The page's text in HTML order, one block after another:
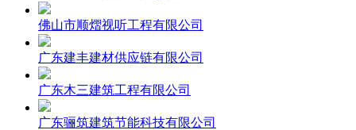
佛山市顺熠视听工程有限公司
广东建丰建材供应链有限公司
广东木三建筑工程有限公司
广东骊筑建筑节能科技有限公司